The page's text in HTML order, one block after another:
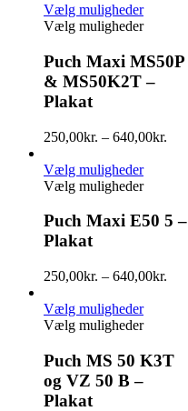
Vælg muligheder
Vælg muligheder
Puch Maxi MS50P
& MS50K2T –
Plakat
250,00kr. – 640,00kr.
Vælg muligheder
Vælg muligheder
Puch Maxi E50 5 –
Plakat
250,00kr. – 640,00kr.
Vælg muligheder
Vælg muligheder
Puch MS 50 K3T
og VZ 50 B –
Plakat